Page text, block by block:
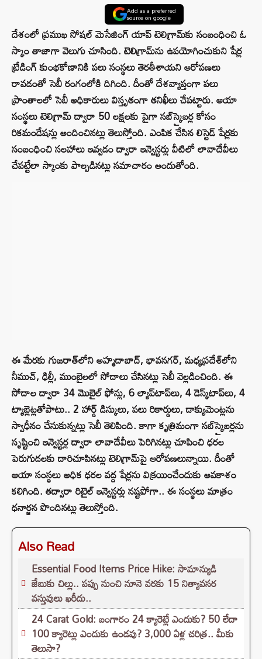
Add as a preferred
source on google
దేశంలో ప్రముఖ సోషల్ మెసేజింగ్ యాప్ టెలిగ్రామ్‌కు సంబంధించి ఓ
స్కాం తాజాగా వెలుగు చూసింది. టెలిగ్రామ్‌ను ఉపయోగించుకుని షేర్ల
ట్రేడింగ్ కుంభకోణానికి పలు సంస్థలు తెరతీశాయని ఆరోపణలు
రావడంతో సెబీ రంగంలోకి దిగింది. దీంతో దేశవ్యాప్తంగా పలు
ప్రాంతాలలో సెబీ అధికారులు విస్తృతంగా తనిఖీలు చేపట్టారు. ఆయా
సంస్థలు టెలిగ్రామ్‌ ద్వారా 50 లక్షలకు పైగా సబ్‌స్క్రైబర్ల కోసం
రికమండేషన్లు అందించినట్లు తెలుస్తోంది. ఎంపిక చేసిన లిస్టెడ్‌ షేర్లకు
సంబంధించి సలహాలు ఇవ్వడం ద్వారా ఇన్వెస్టర్లు వీటిలో లావాదేవీలు
చేపట్టేలా స్కాంకు పాల్పడినట్లు సమాచారం అందుతోంది.
ఈ మేరకు గుజరాత్‌లోని అహ్మదాబాద్, భావనగర్, మధ్యప్రదేశ్‌లోని
నీముచ్, ఢిల్లీ, ముంబైలలో సోదాలు చేసినట్లు సెబీ వెల్లడించింది. ఈ
సోదాల ద్వారా 34 మొబైల్‌ ఫోన్లు, 6 ల్యాప్‌టాప్‌లు, 4 డెస్క్‌టాప్‌లు, 4
ట్యాబ్లెట్లతోపాటు.. 2 హార్డ్‌ డిస్కులు, పలు రికార్డులు, డాక్యుమెంట్లను
స్వాధీనం చేసుకున్నట్లు సెబీ తెలిపింది. కాగా కృత్రిమంగా సబ్‌స్క్రైబర్లను
సృష్టించి ఇన్వెస్టర్ల ద్వారా లావాదేవీలు పెరిగినట్లు చూపించి ధరల
పెరుగుదలకు దారిచూపినట్లు టెలిగ్రామ్‌పై ఆరోపణలున్నాయి. దీంతో
ఆయా సంస్థలు అధిక ధరల వద్ద షేర్లను విక్రయించేందుకు అవకాశం
కలిగింది. తద్వారా రిటైల్‌ ఇన్వెస్టర్లు నష్టపోగా.. ఈ సంస్థలు మాత్రం
ధనార్జన పొందినట్లు తెలుస్తోంది.
Also Read
Essential Food Items Price Hike: సామాన్యుడి
జేబుకు చిల్లు.. పప్పు నుంచి నూనె వరకు 15 నిత్యావసర
వస్తువులు ఖరీదు..
24 Carat Gold: బంగారం 24 క్యారెట్లే ఎందుకు? 50 లేదా
100 క్యారెట్లు ఎందుకు ఉండవు? 3,000 ఏళ్ల చరిత్ర.. మీకు
తెలుసా?